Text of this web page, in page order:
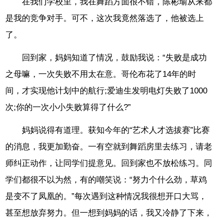
是我的竞争对手。可不，这次我竟然落选了，他被选上
了。
回到家，妈妈知道了情况，鼓励我说：“失败是成功
之母嘛，一次失败不用太在意。哥伦布花了14年的时
间，才实现他计划中的航行;爱迪生发明电灯失败了1000
次;你的一次小小失败算得了什么?”
妈妈说得有道理。获知今年的“艺术人才选拔赛”比赛
的消息，我更加勤奋。一有空就到舞蹈房里去练习，请老
师纠正动作，让同学们提意见。回到家也不放松练习。同
学们都很不以为然，有的嘲笑说：“努力个什么劲，草鸡
是变不了凤凰的。”每次遇到这种情况我很想开口大骂，
甚至想放弃努力。但一想到妈妈的话，我又冷静了下来，